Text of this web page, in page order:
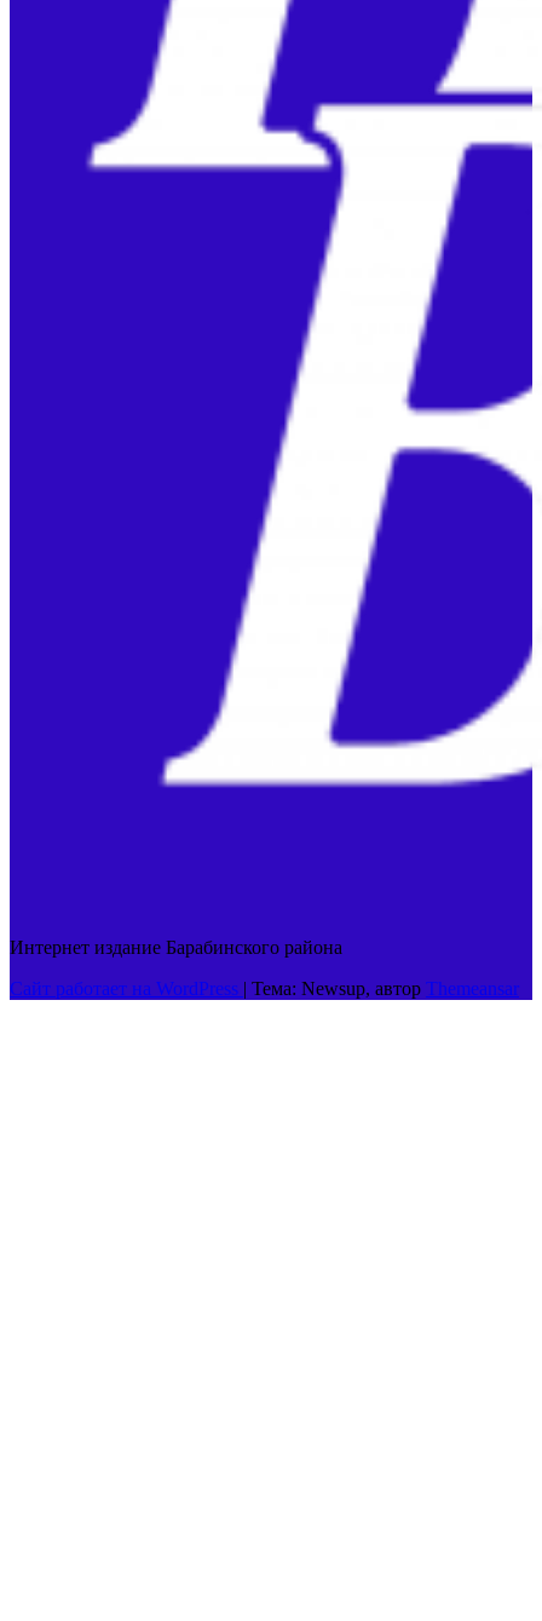
Интернет издание Барабинского района
Сайт работает на WordPress | Тема: Newsup, автор Themeansar